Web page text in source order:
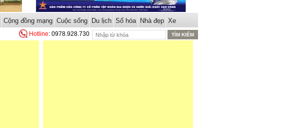
Cộng đồng mạng Cuộc sống Du lịch Số hóa Nhà đẹp Xe
Hotline: 0978.928.730